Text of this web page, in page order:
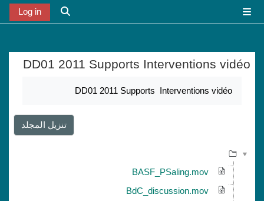
تبديل إدخال
Log in
DD01 2011 Supports Interventions vidéo
DD01 2011 Supports Interventions vidéo
تنزيل المجلد
BASF_PSaling.mov
BdC_discussion.mov